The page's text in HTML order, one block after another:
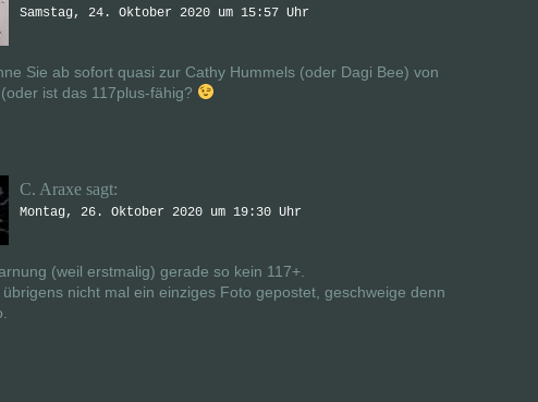
Samstag, 24. Oktober 2020 um 15:57 Uhr
Sie ab sofort quasi zur Cathy Hummels (oder Dagi Bee) von
ist das 117plus-fähig?
C. Araxe sagt:
Montag, 26. Oktober 2020 um 19:30 Uhr
(weil erstmalig) gerade so kein 117+.
nicht mal ein einziges Foto gepostet, geschweige denn